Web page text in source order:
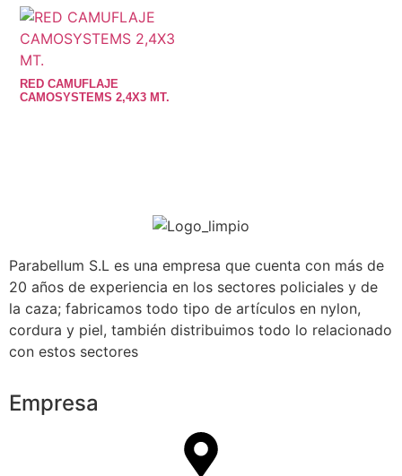
RED CAMUFLAJE
CAMOSYSTEMS 2,4X3 MT.
Parabellum S.L es una empresa que cuenta con más de
20 años de experiencia en los sectores policiales y de
la caza; fabricamos todo tipo de artículos en nylon,
cordura y piel, también distribuimos todo lo relacionado
con estos sectores
Empresa